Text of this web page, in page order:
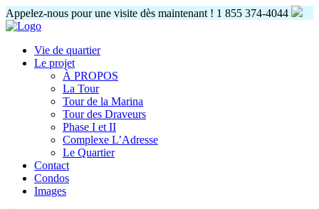
Appelez-nous pour une visite dès maintenant ! 1 855 374-4044
Vie de quartier
Le projet
À PROPOS
La Tour
Tour de la Marina
Tour des Draveurs
Phase I et II
Complexe L’Adresse
Le Quartier
Contact
Condos
Images